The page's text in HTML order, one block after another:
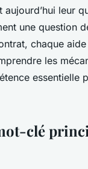
leur
une question
chaque
les
clé